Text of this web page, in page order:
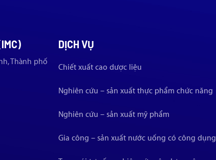
Thành phố
DỊCH VỤ
Chiết xuất cao dược liệu
Nghiên cứu – sản xuất thực phẩm chức năng
Nghiên cứu – sản xuất mỹ phẩm
Gia công – sản xuất nước uống có công dụng